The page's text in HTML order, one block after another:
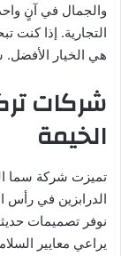
والجمال في آنٍ
التجارية. إذا كنت
هي الخيار
شركات
الخيمة
تميزت شركة سما
الدرابزين في رأس
نوفر تصميمات
يراعي معايير